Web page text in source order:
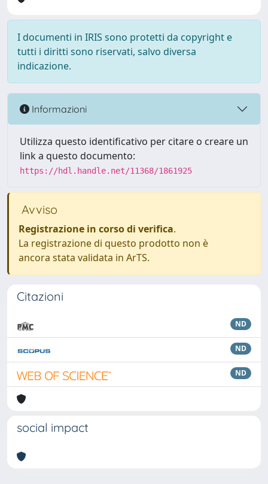
I documenti in IRIS sono protetti da copyright e
tutti i diritti sono riservati, salvo diversa
indicazione.
Informazioni
Utilizza questo identificativo per citare o creare un
link a questo documento:
https://hdl.handle.net/11368/1861925
Avviso
Registrazione in corso di verifica.
La registrazione di questo prodotto non è
ancora stata validata in ArTS.
Citazioni
ND
ND
ND
social impact